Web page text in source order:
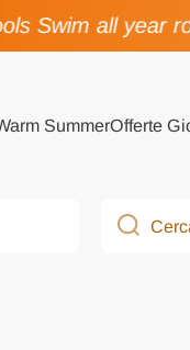
Swim all year
SummerOfferte